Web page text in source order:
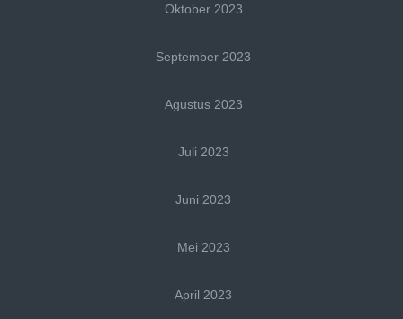
Oktober 2023
September 2023
Agustus 2023
Juli 2023
Juni 2023
Mei 2023
April 2023